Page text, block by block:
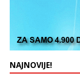
NAJNOVIJE!